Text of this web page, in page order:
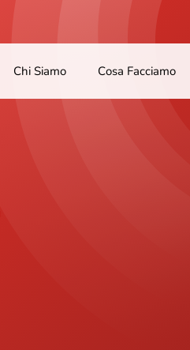
Chi Siamo Cosa Facciamo